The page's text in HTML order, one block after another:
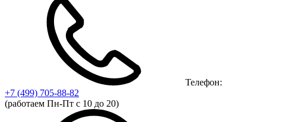
Телефон:
+7 (499) 705-88-82
(работаем Пн-Пт с 10 до 20)